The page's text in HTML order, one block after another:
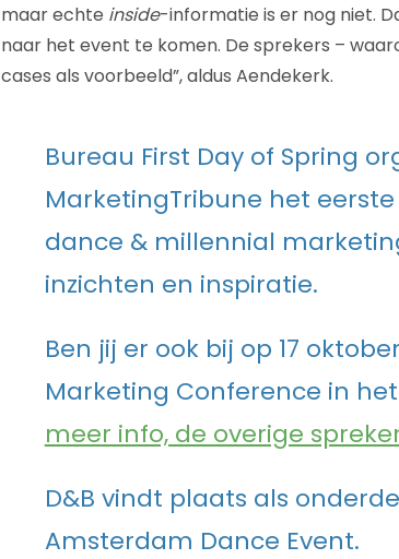
maar echte inside-informatie is er nog niet.
naar het event te komen. De sprekers –
cases als voorbeeld”, aldus Aendekerk.
Bureau First Day of Spring
MarketingTribune het
dance & millennial
inzichten en inspiratie.
Ben jij er ook bij op 17
Marketing Conference in
meer info, de overige
D&B vindt plaats als
Amsterdam Dance Event.